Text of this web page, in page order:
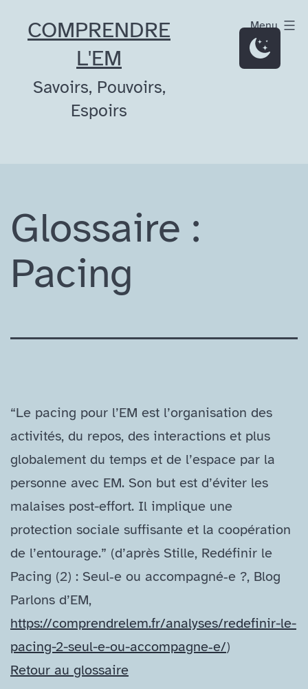
COMPRENDRE
L'EM
Savoirs, Pouvoirs,
Espoirs
Menu
Glossaire :
Pacing
“Le pacing pour l’EM est l’organisation des
activités, du repos, des interactions et plus
globalement du temps et de l’espace par la
personne avec EM. Son but est d’éviter les
malaises post-​effort. Il implique une
protection sociale suffisante et la coopération
de l’entourage.” (d’après Stille, Redéfinir le
Pacing (2) : Seul‑e ou accompagné‑e ?, Blog
Parlons d’EM,
https://comprendrelem.fr/analyses/redefinir-le-
pacing-2-seul-e-ou-accompagne‑e/)
Retour au glossaire